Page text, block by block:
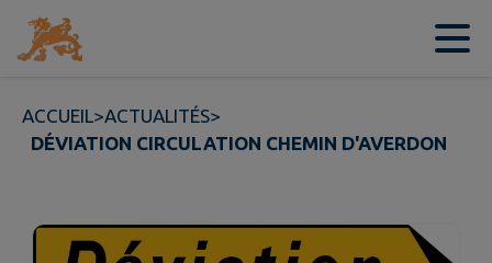
Contenu
ACCUEIL>ACTUALITÉS>
DÉVIATION CIRCULATION CHEMIN D'AVERDON